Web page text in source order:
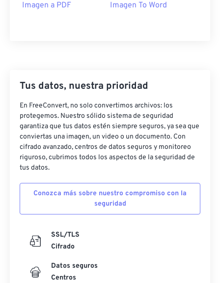
Imagen a PDF Imagen To Word
Tus datos, nuestra prioridad
En FreeConvert, no solo convertimos archivos: los
protegemos. Nuestro sólido sistema de seguridad
garantiza que tus datos estén siempre seguros, ya sea que
conviertas una imagen, un video o un documento. Con
cifrado avanzado, centros de datos seguros y monitoreo
riguroso, cubrimos todos los aspectos de la seguridad de
tus datos.
Conozca más sobre nuestro compromiso con la
seguridad
SSL/TLS
Cifrado
Datos seguros
Centros